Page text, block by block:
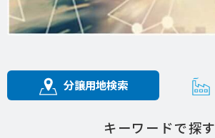
分譲用地検索
キーワードで探す